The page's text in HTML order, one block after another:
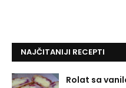
NAJČITANIJI RECEPTI
Rolat sa